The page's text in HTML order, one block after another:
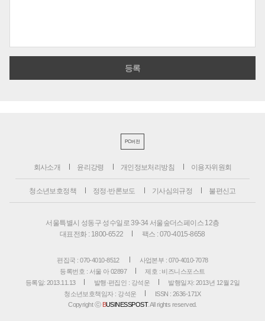
PC버전
회사소개 윤리강령 개인정보처리방침 이용자위원회
청소년보호정책 정정·반론보도 기사심의규정 불편신고
서울특별시 성동구 성수일로 39-34 서울숲더스페이스 12층
대표전화 : 1800-6522
팩스 : 070-4015-8658
편집국 : 070-4010-8512
사업본부 : 070-4010-7078
등록번호 : 서울 아 02897
제호 : 비즈니스포스트
등록일: 2013.11.13
발행·편집인 : 강석운
발행일자: 2013년 12월 2일
청소년보호책임자 : 강석운
ISSN : 2636-171X
Copyright ⓒ BUSINESSPOST. All rights reserved.